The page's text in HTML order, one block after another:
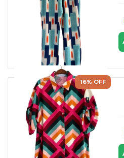
16% OFF